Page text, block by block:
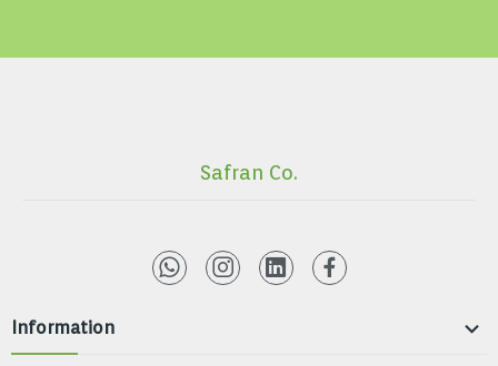
Safran Co.
Information 